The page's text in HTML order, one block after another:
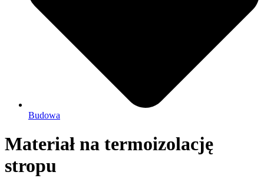
Budowa
Materiał na termoizolację
stropu